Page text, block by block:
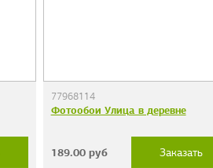
77968114
Фотообои Улица в деревне
189.00руб Заказать